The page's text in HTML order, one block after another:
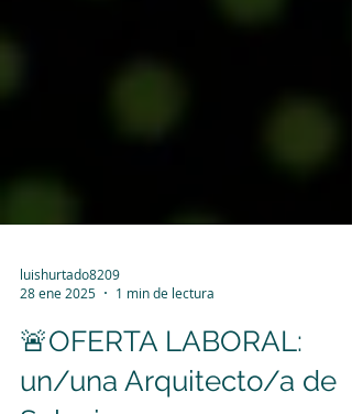
28 ene 2025
1 min de lectura
🚨OFERTA LABORAL: